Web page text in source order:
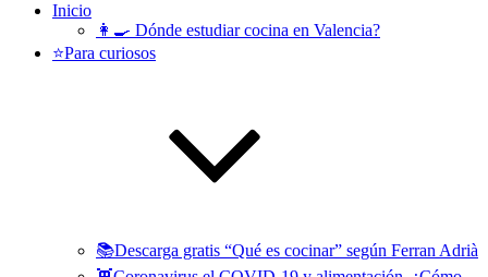
Inicio
👩‍🍳 Dónde estudiar cocina en Valencia?
⭐️Para curiosos
📚Descarga gratis “Qué es cocinar” según Ferran Adrià